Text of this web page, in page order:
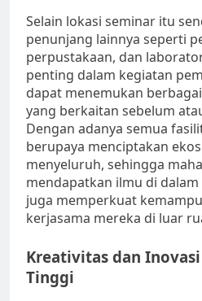
Selain lokasi seminar itu
penunjang lainnya seperti
perpustakaan, dan
penting dalam kegiatan
dapat menemukan
yang berkaitan sebelum
Dengan adanya semua
berupaya menciptakan
menyeluruh, sehingga
mendapatkan ilmu di
juga memperkuat
kerjasama mereka di luar
Kreativitas dan
Tinggi